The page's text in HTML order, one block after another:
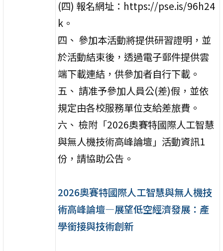
(四) 報名網址：https://pse.is/96h24
k。
四、 參加本活動將提供研習證明，並
於活動結束後，透過電子郵件提供雲
端下載連結，供參加者自行下載。
五、 請准予參加人員公(差)假，並依
規定由各校服務單位支給差旅費。
六、 檢附「2026奧賽特國際人工智慧
與無人機技術高峰論壇」活動資訊1
份，請協助公告。
2026奧賽特國際人工智慧與無人機技
術高峰論壇—展望低空經濟發展：產
學銜接與技術創新